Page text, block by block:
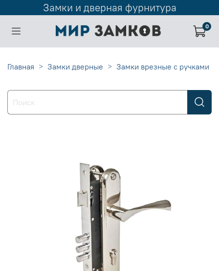
Замки и дверная фурнитура
0
Главная Замки дверные Замки врезные с ручками